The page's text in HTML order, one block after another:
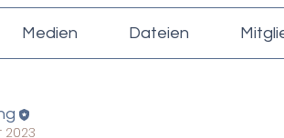
Medien Dateien
2023